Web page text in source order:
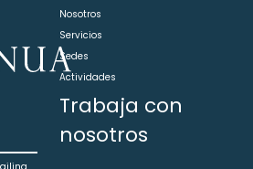
Nosotros
Servicios
Sedes
Actividades
Trabaja con
nosotros